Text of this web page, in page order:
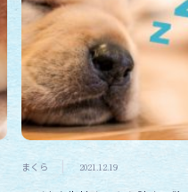
まくら 2021.12.19